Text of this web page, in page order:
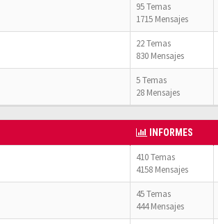
95 Temas
1715 Mensajes
22 Temas
830 Mensajes
5 Temas
28 Mensajes
INFORMES
410 Temas
4158 Mensajes
45 Temas
444 Mensajes